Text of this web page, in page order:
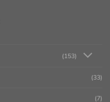
(153)
(33)
(7)